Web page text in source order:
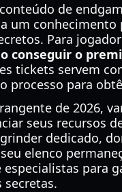
de
um
Para
conseguir o
tickets servem
processo para
de 2026,
seus recursos
dedicado,
elenco
especialistas para
secretas.